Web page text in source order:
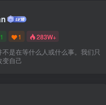
1 1 283W+
是在等什么人或什么事。我们只
变自己